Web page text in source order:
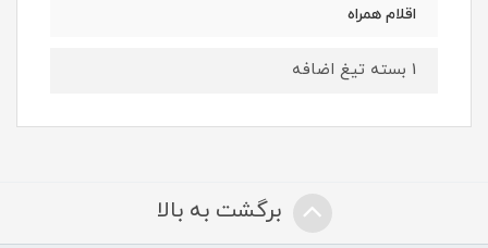
اقلام همراه
1 بسته تیغ اضافه
برگشت به بالا